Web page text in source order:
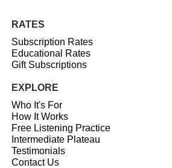
RATES
Subscription Rates
Educational Rates
Gift Subscriptions
EXPLORE
Who It's For
How It Works
Free Listening Practice
Intermediate Plateau
Testimonials
Contact Us